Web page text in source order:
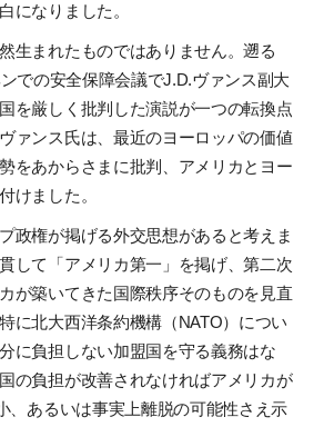
になりました。
生まれたものではありません。遡る
での安全保障会議でJ.D.ヴァンス副大
を厳しく批判した演説が一つの転換点
ァンス氏は、最近のヨーロッパの価値
をあからさまに批判、アメリカとヨー
けました。
政権が掲げる外交思想があると考えま
して「アメリカ第一」を掲げ、第二次
が築いてきた国際秩序そのものを見直
に北大西洋条約機構（NATO）につい
に負担しない加盟国を守る義務はな
の負担が改善されなければアメリカが
、あるいは事実上離脱の可能性さえ示